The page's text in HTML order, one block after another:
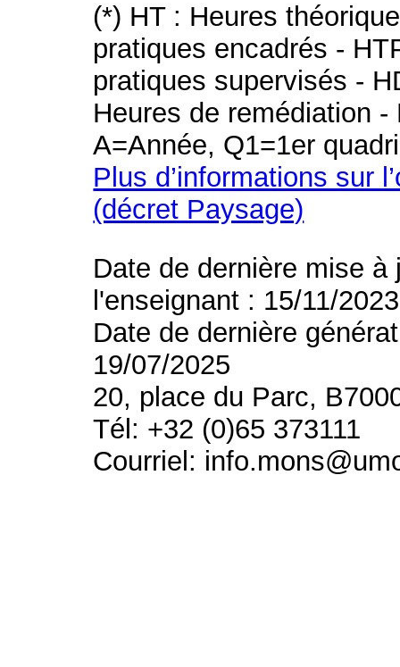
(*) HT : Heures
pratiques encadrés -
pratiques supervisés -
Heures de remédiation
A=Année, Q1=1er
Plus d’informations sur
(décret Paysage)
Date de dernière mise
l'enseignant : 15/11/2023
Date de dernière
19/07/2025
20, place du Parc,
Tél: +32 (0)65 373111
Courriel: